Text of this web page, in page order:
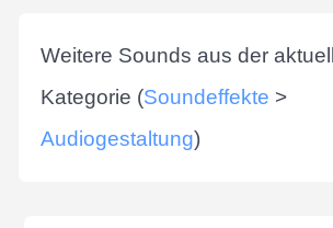
Weitere Sounds aus der
Kategorie (Soundeffekte >
Audiogestaltung)